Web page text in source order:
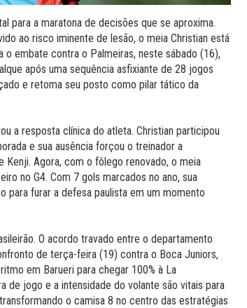
para a maratona de decisões que se aproxima.
ao risco iminente de lesão, o meia Christian está
embate contra o Palmeiras, neste sábado (16),
após uma sequência asfixiante de 28 jogos
e retoma seu posto como pilar tático da
a resposta clínica do atleta. Christian participou
e sua ausência forçou o treinador a
Kenji. Agora, com o fôlego renovado, o meia
no G4. Com 7 gols marcados no ano, sua
furar a defesa paulista em um momento
O acordo travado entre o departamento
de terça-feira (19) contra o Boca Juniors,
em Barueri para chegar 100% à La
de jogo e a intensidade do volante são vitais para
o camisa 8 no centro das estratégias